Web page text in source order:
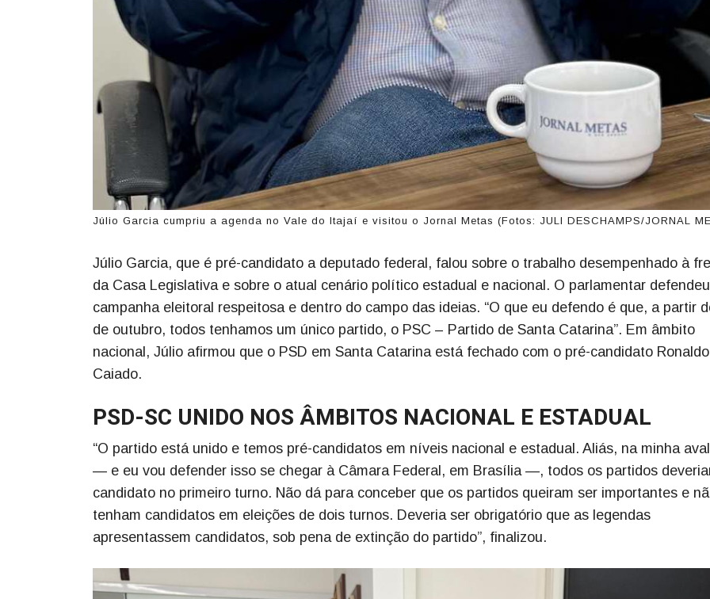
Júlio Garcia cumpriu a agenda no Vale do Itajaí e visitou o Jornal Metas (Fotos: JULI DESCHAMPS/JORNAL
Júlio Garcia, que é pré-candidato a deputado federal, falou sobre o trabalho desempenhado à
da Casa Legislativa e sobre o atual cenário político estadual e nacional. O parlamentar
campanha eleitoral respeitosa e dentro do campo das ideias. “O que eu defendo é que, a partir
de outubro, todos tenhamos um único partido, o PSC – Partido de Santa Catarina”. Em âmbito
nacional, Júlio afirmou que o PSD em Santa Catarina está fechado com o pré-candidato Ronaldo
Caiado.
PSD-SC UNIDO NOS ÂMBITOS NACIONAL E ESTADUAL
“O partido está unido e temos pré-candidatos em níveis nacional e estadual. Aliás, na minha
— e eu vou defender isso se chegar à Câmara Federal, em Brasília —, todos os partidos
candidato no primeiro turno. Não dá para conceber que os partidos queiram ser importantes e
tenham candidatos em eleições de dois turnos. Deveria ser obrigatório que as legendas
apresentassem candidatos, sob pena de extinção do partido”, finalizou.